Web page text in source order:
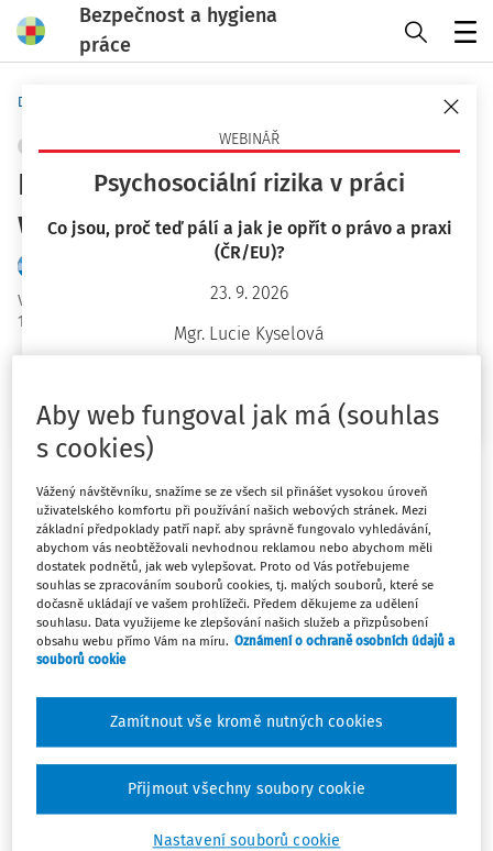
Bezpečnost a hygiena
práce
WEBINÁŘ
Psychosociální rizika v práci
Co jsou, proč teď pálí a jak je opřít o právo a praxi
(ČR/EU)?
23. 9. 2026
Mgr. Lucie Kyselová
Domů
ERGONOMIE A PRACOVNÍ PROSTŘEDÍ + PŘIDAT VLASTNÍ
Flexinovela zákoníku práce:
webináře již 20. a 27. 3. 2025!
Vydáno
1 minuta čtení
čtením a míří do Senátu. Její účinnost nastane
pravděpodobněod 1. 6. 2025
současném zachování ochrany práv zaměstnanců a
podpora slaďování pracovního a rodinného života.
Podrobně vám jednotlivé body novely během dvou
samostatných webinářů vysvětlíJUDr. Dominik Brůha
>>> Chci se přihlásit <<<
Kdy a kde?
20. března 2025 a 27. března 2025, vždy od 9:00 do
11:30
ONLINE – Microsoft Teams
Obsah webinářů
Aby web fungoval jak má (souhlas
s cookies)
Vážený návštěvníku, snažíme se ze všech sil přinášet vysokou úroveň
uživatelského komfortu při používání našich webových stránek. Mezi
základní předpoklady patří např. aby správně fungovalo vyhledávání,
abychom vás neobtěžovali nevhodnou reklamou nebo abychom měli
dostatek podnětů, jak web vylepšovat. Proto od Vás potřebujeme
souhlas se zpracováním souborů cookies, tj. malých souborů, které se
dočasně ukládají ve vašem prohlížeči. Předem děkujeme za udělení
souhlasu. Data využijeme ke zlepšování našich služeb a přizpůsobení
obsahu webu přímo Vám na míru. Oznámení o ochraně osobních údajů a
souborů cookie
Nastavení souborů cookie
Zamítnout vše kromě nutných cookies
Přijmout všechny soubory cookie